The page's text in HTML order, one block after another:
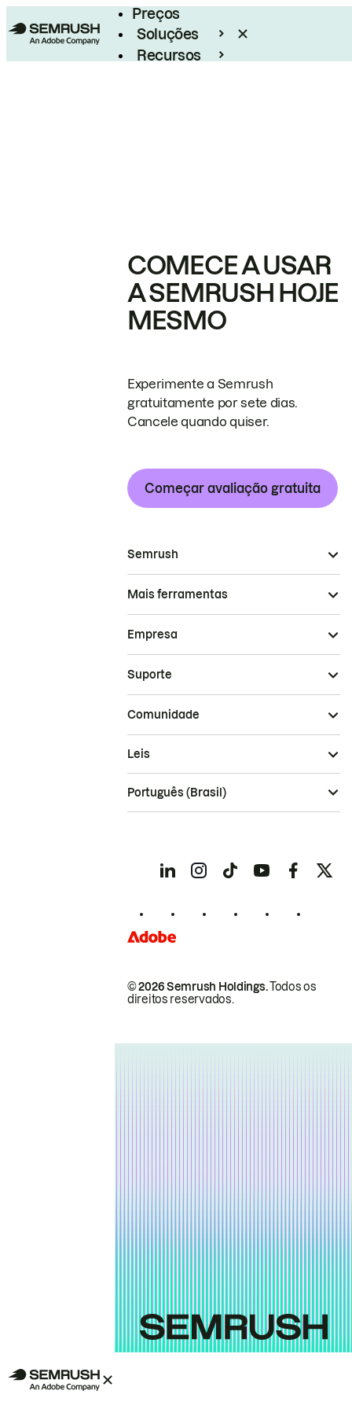
Preços
Soluções
Recursos
COMECE A USAR
A SEMRUSH HOJE
MESMO
Experimente a Semrush
gratuitamente por sete dias.
Cancele quando quiser.
Começar avaliação gratuita
Semrush
Mais ferramentas
Empresa
Suporte
Comunidade
© 2026 Semrush Holdings.Todos os
direitos reservados.
Leis
Português (Brasil)